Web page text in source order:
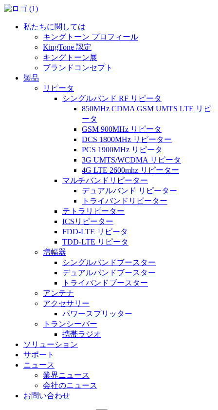
私たちに関しては
キングトーン プロフィール
KingTone 認定
キングトーン展
ブランドコンセプト
製品
リピータ
シングルバンド RF リピータ
850MHz CDMA GSM UMTS LTE リピ
ータ
GSM 900MHz リピータ
DCS 1800MHz リピーター
PCS 1900MHz リピータ
3G UMTS/WCDMA リピータ
4G LTE 2600mhz リピーター
マルチバンドリピーター
デュアルバンド リピーター
トライバンドリピーター
テトラリピーター
ICSリピーター
FDD-LTE リピータ
TDD-LTE リピータ
増幅器
シングルバンドブースター
デュアルバンドブースター
トライバンドブースター
アンテナ
アクセサリー
パワースプリッター
トランシーバー
携帯ラジオ
ソリューション
サポート
ニュース
業界ニュース
会社のニュース
お問い合わせ